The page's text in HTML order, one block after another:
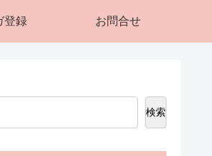
登録 お問合せ
検索